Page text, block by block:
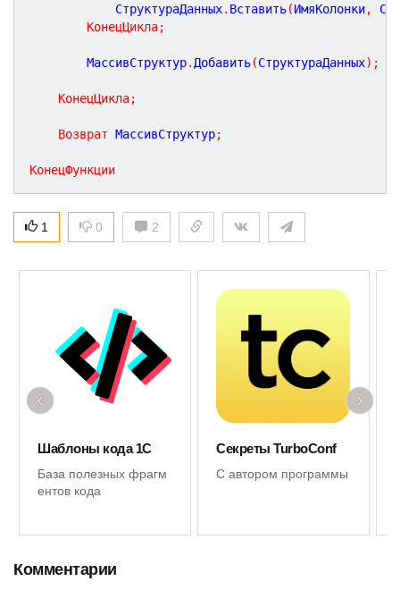
			СтруктураДанных
. Вставить(ИмяКолонки,
КонецЦикла;
		МассивСтруктур
. Добавить(СтруктураДанных) ;
КонецЦикла;
Возврат МассивСтруктур;
КонецФункции
1 0 2
Шаблоны кода 1С
База полезных фрагм
ентов кода
Секреты TurboConf
С автором программы
‹ ›
Комментарии